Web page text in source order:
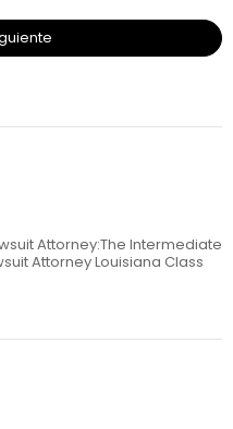
Attorney:The Intermediate
Attorney Louisiana Class